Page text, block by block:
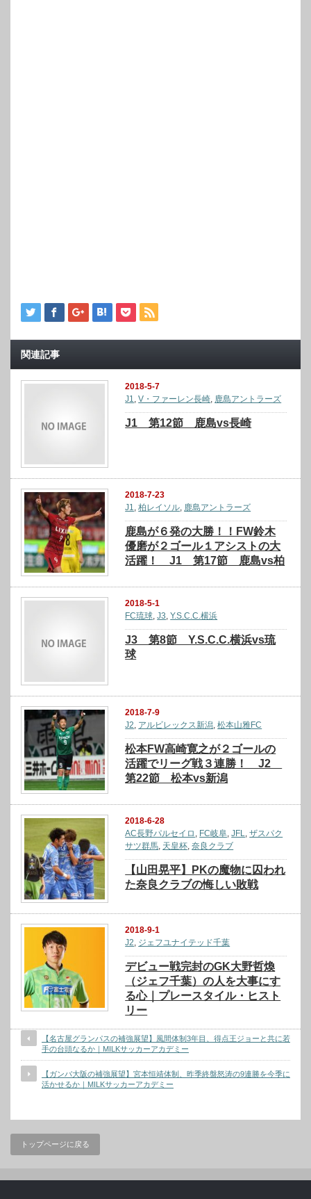
関連記事
2018-5-7
J1
,V・ファーレン長崎 鹿島アントラーズ
J1 第12節 鹿島vs長崎
2018-7-23
J1,柏レイソル, 鹿島アントラーズ
鹿島が６発の大勝！！FW鈴木
優磨が２ゴール１アシストの大
活躍！ J1 第17節 鹿島vs柏
2018-5-1
FC琉球,J3,Y.S.C.C.横浜
J3 第8節 Y.S.C.C.横浜vs琉
球
2018-7-9
J2 アルビレックス新潟 ,松本山雅FC
松本FW高崎寛之が２ゴールの
活躍でリーグ戦３連勝！ J2
第22節 松本vs新潟
2018-6-28
AC長野パルセイロ , FC岐阜,JFL,ザスパク
サツ群馬, 天皇杯,奈良クラブ
【山田晃平】PKの魔物に囚われ
た奈良クラブの悔しい敗戦
2018-9-1
J2 ジェフユナイテッド千葉
デビュー戦完封のGK大野哲煥
（ジェフ千葉）の人を大事にす
る心｜プレースタイル・ヒスト
リー
【名古屋グランパスの補強展望】風間体制3年目、得点王ジョーと共に若
手の台頭なるか｜MILKサッカーアカデミー
【ガンバ大阪の補強展望】宮本恒靖体制、昨季終盤怒涛の9連勝を今季に
活かせるか｜MILKサッカーアカデミー
トップページに戻る